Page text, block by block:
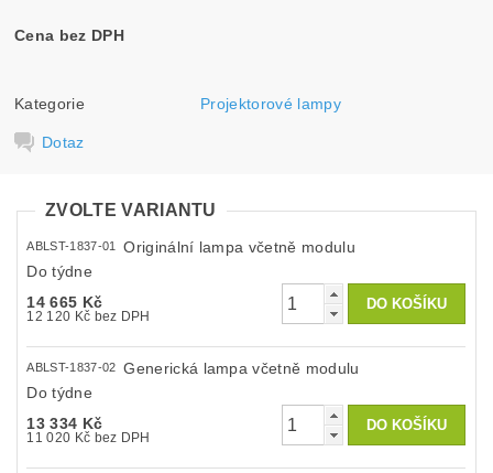
Cena bez DPH
Kategorie Projektorové lampy
Dotaz
ZVOLTE VARIANTU
ABLST-1837-01
Originální lampa včetně modulu
Do týdne
14 665 Kč
12 120 Kč bez DPH
ABLST-1837-02
Generická lampa včetně modulu
Do týdne
13 334 Kč
11 020 Kč bez DPH